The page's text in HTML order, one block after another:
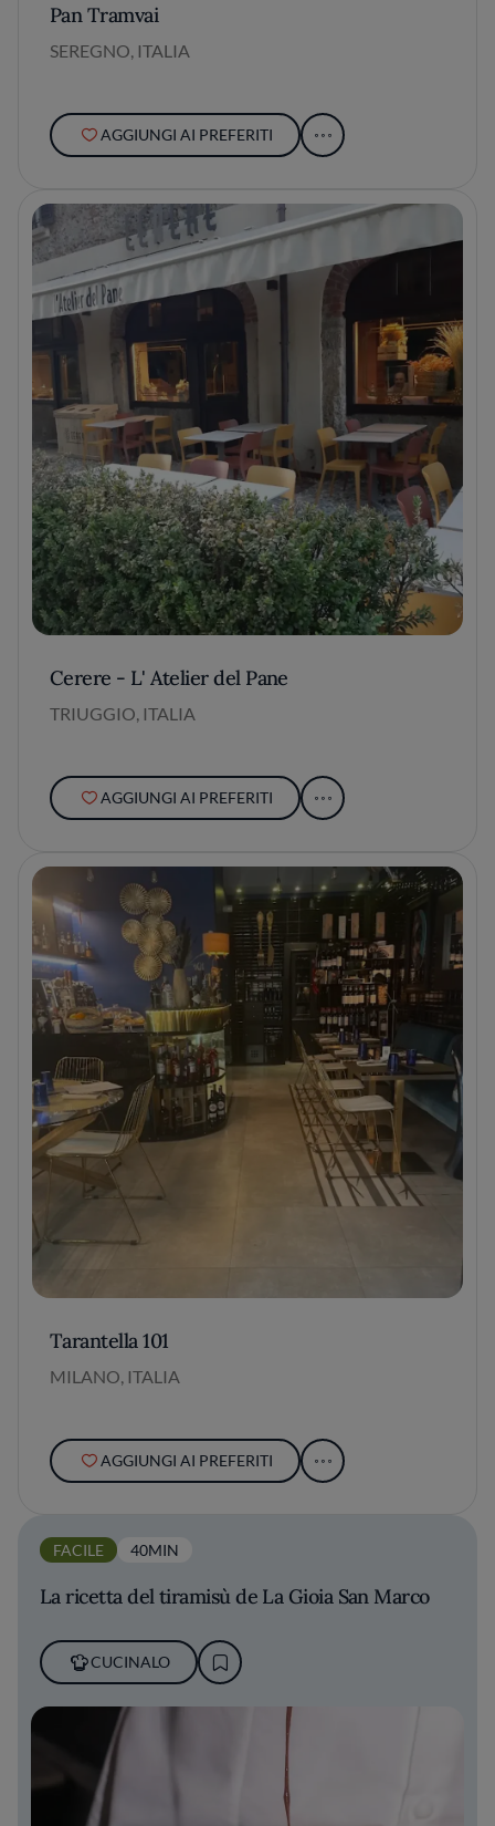
Pan Tramvai
SEREGNO, ITALIA
AGGIUNGI AI PREFERITI
Cerere - L' Atelier del Pane
TRIUGGIO, ITALIA
AGGIUNGI AI PREFERITI
Tarantella 101
MILANO, ITALIA
AGGIUNGI AI PREFERITI
FACILE 40MIN
La ricetta del tiramisù de La Gioia San Marco
CUCINALO